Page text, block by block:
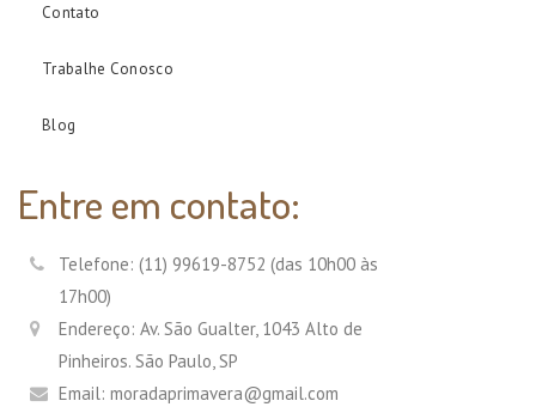
Contato
Trabalhe Conosco
Blog
Entre em contato:
Telefone: (11) 99619-8752 (das 10h00 às
17h00)
Endereço: Av. São Gualter, 1043 Alto de
Pinheiros. São Paulo, SP
Email: moradaprimavera@gmail.com